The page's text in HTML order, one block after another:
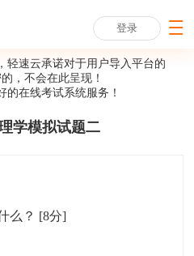
登录
轻速云承诺对于用户导入平台的
，不会在此呈现！
的在线考试系统服务！
学模拟试题二
么？ [8分]